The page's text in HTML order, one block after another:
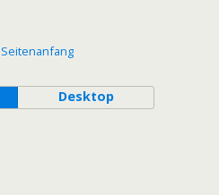
Desktop